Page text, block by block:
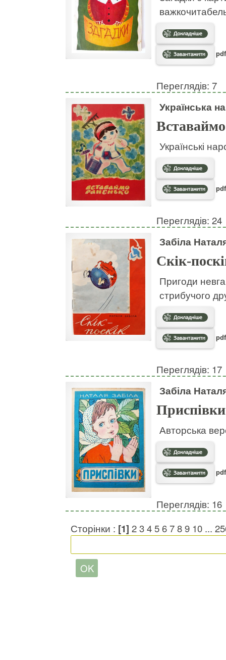
Переглядів: 7
Українська
Українські
Переглядів: 24
Забіла
Скік-
Пригоди
стрибучого
Переглядів: 17
Забіла
Приспівки
Авторська
Переглядів: 16
Сторінки : [1] 23456789 10 ...